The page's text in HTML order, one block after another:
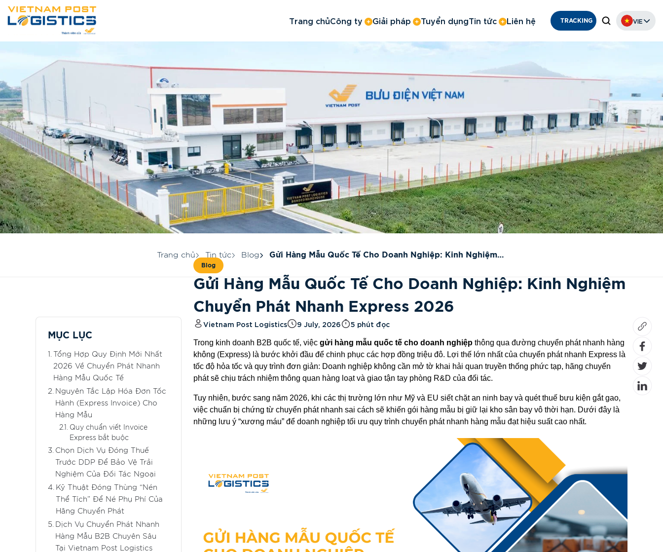
Trang chủCông ty Giải pháp Tuyển dụngTin tức Liên hệ TRACKING VIE
Trang chủ Tin tức Blog
Gửi Hàng Mẫu Quốc Tế Cho Doanh Nghiệp: Kinh Nghiệm
MỤC LỤC
Tổng Hợp Quy Định Mới Nhất
2026 Về Chuyển Phát Nhanh
Hàng Mẫu Quốc Tế
Nguyên Tắc Lập Hóa Đơn Tốc
Hành (Express Invoice) Cho
Hàng Mẫu
Quy chuẩn viết Invoice
Express bắt buộc
Chọn Dịch Vụ Đóng Thuế
Trước DDP Để Bảo Vệ Trải
Nghiệm Của Đối Tác Ngoại
Kỹ Thuật Đóng Thùng “Nén
Thể Tích” Để Né Phụ Phí Của
Hãng Chuyển Phát
Dịch Vụ Chuyển Phát Nhanh
Hàng Mẫu B2B Chuyên Sâu
Tại Vietnam Post Logistics
Blog
Gửi Hàng Mẫu Quốc Tế Cho Doanh Nghiệp: Kinh Nghiệm
Chuyển Phát Nhanh Express 2026
Vietnam Post Logistics 9 July, 2026 5 phút đọc
Trong kinh doanh B2B quốc tế, việc gửi hàng mẫu quốc tế cho doanh nghiệp thông qua đường chuyển phát nhanh hàng
không (Express) là bước khởi đầu để chinh phục các hợp đồng triệu đô. Lợi thế lớn nhất của chuyển phát nhanh Express là
tốc độ hỏa tốc và quy trình đơn giản: Doanh nghiệp không cần mở tờ khai hải quan truyền thống phức tạp, hãng chuyển
phát sẽ chịu trách nhiệm thông quan hàng loạt và giao tận tay phòng R&D của đối tác.
Tuy nhiên, bước sang năm 2026, khi các thị trường lớn như Mỹ và EU siết chặt an ninh bay và quét thuế bưu kiện gắt gao,
việc chuẩn bị chứng từ chuyển phát nhanh sai cách sẽ khiến gói hàng mẫu bị giữ lại kho sân bay vô thời hạn. Dưới đây là
những lưu ý “xương máu” để doanh nghiệp tối ưu quy trình chuyển phát nhanh hàng mẫu đạt hiệu suất cao nhất.